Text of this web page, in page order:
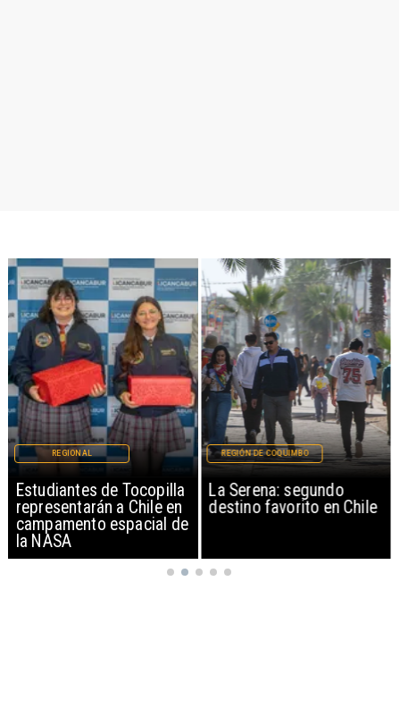
Estudiantes de Tocopilla
representarán a Chile en
campamento espacial de
la NASA
REGIONAL
La Serena: segundo
destino favorito en Chile
REGIÓN DE COQUIMBO